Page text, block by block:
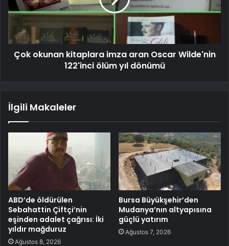
Çok okunan kitaplara imza aran Oscar Wilde'nin
122'inci ölüm yıl dönümü
İlgili Makaleler
ABD’de öldürülen
Sebahattin Çiftçi’nin
eşinden adalet çağrısı: İki
yıldır mağduruz
Ağustos 8, 2026
Bursa Büyükşehir’den
Mudanya’nın altyapısına
güçlü yatırım
Ağustos 7, 2026